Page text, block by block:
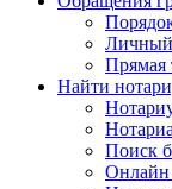
Прямая
Найти
Поиск
Онлайн